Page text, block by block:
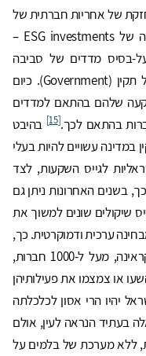
של אחריות חברתית של
תאגידים. היבט זה בא לידי ביטוי בתופעה של ESG investments –
בסיס מדדים של סביבה
(Environment), חברה (Society) וממשל תקין (Government). כיום
שלהם בהתאם למדדים
בהתאם לכך.[15]
בהיבט
עשויים להיות בעלי
לגייס השקעות, לצד
בשנים האחרונות ניתן גם
שיקולים שונים למשוך את
ערכית ודמוקרטית. כך,
למשל, בסמוך ולאחר פלישת רוסיה לאוקראינה, מעל ל-1000 חברות,
השעו או צמצמו את פעילותיהן
יהיו הרי אסון לכלכלתה
בעתיד הנראה לעין, אולם
ללא מערכת של בלמים על